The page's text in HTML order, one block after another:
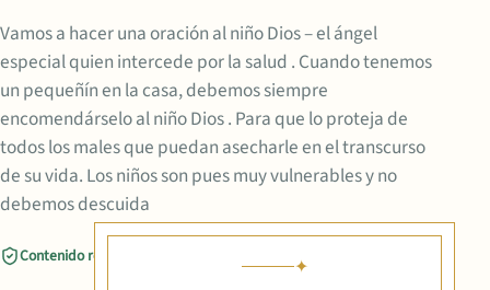
Vamos a hacer una oración al niño Dios – el ángel
especial quien intercede por la salud . Cuando tenemos
un pequeñín en la casa, debemos siempre
encomendárselo al niño Dios . Para que lo proteja de
todos los males que puedan asecharle en el transcurso
de su vida. Los niños son pues muy vulnerables y no
debemos descuida
Contenido revisado